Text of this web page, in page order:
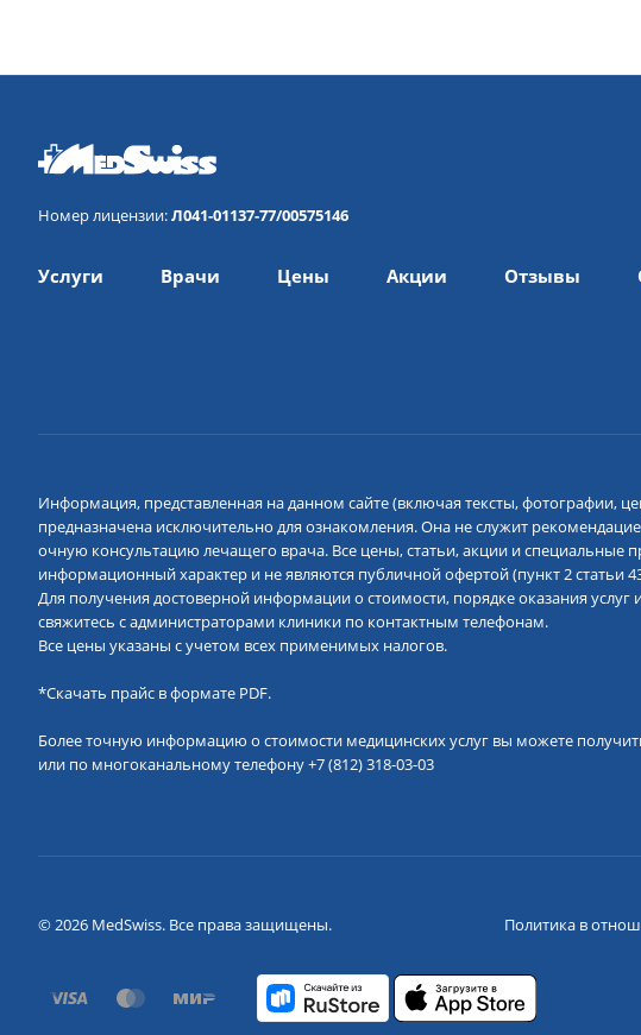
Номер лицензии:Л041-01137-77/00575146
Услуги Врачи Цены Акции Отзывы
Информация, представленная на данном сайте (включая тексты, фотографии,
предназначена исключительно для ознакомления. Она не служит
очную консультацию лечащего врача. Все цены, статьи, акции и специальные
информационный характер и не являются публичной офертой (пункт 2 статьи
Для получения достоверной информации о стоимости, порядке оказания
свяжитесь с администраторами клиники по контактным телефонам.
Все цены указаны с учетом всех применимых налогов.
*Скачать прайс в формате PDF.
Более точную информацию о стоимости медицинских услуг вы можете
или по многоканальному телефону+7 (812) 318-03-03
© 2026 MedSwiss. Все права защищены. Политика в